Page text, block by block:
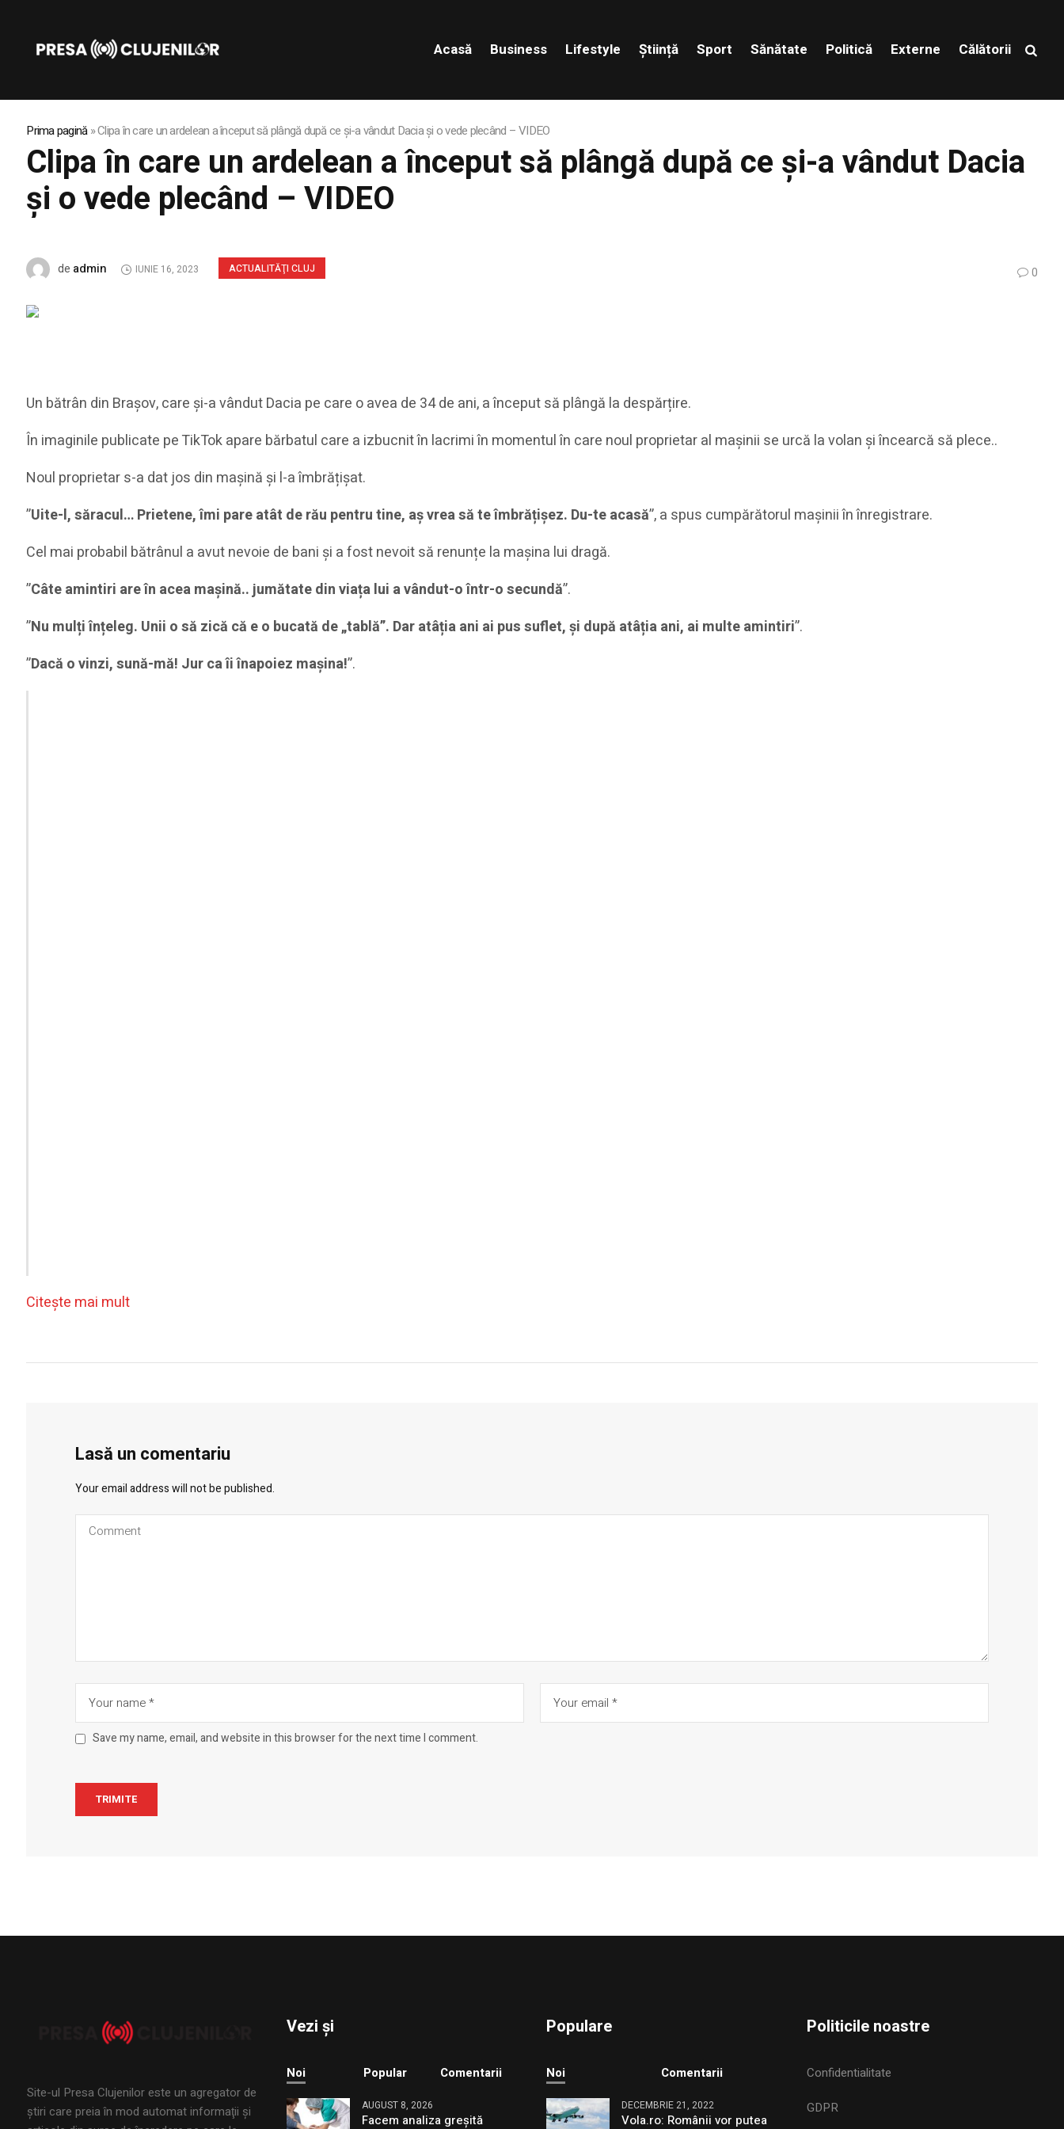
Acasă Business Lifestyle Știință Sport Sănătate Politică Externe Călătorii
Prima pagină»Clipa în care un ardelean a început să plângă după ce și-a vândut Dacia și o vede plecând – VIDEO
Clipa în care un ardelean a început să plângă după ce și-a vândut Dacia
și o vede plecând – VIDEO
ACTUALITĂŢI CLUJ 0
de admin IUNIE 16, 2023
Un bătrân din Brașov, care și-a vândut Dacia pe care o avea de 34 de ani, a început să plângă la despărțire.
În imaginile publicate pe TikTok apare bărbatul care a izbucnit în lacrimi în momentul în care noul proprietar al mașinii se urcă la volan și încearcă să plece..
Noul proprietar s-a dat jos din mașină și l-a îmbrățișat.
”Uite-l, săracul… Prietene, îmi pare atât de rău pentru tine, aș vrea să te îmbrățișez. Du-te acasă”, a spus cumpărătorul mașinii în înregistrare.
Cel mai probabil bătrânul a avut nevoie de bani și a fost nevoit să renunțe la mașina lui dragă.
”Câte amintiri are în acea mașină.. jumătate din viața lui a vândut-o într-o secundă”.
”Nu mulți înțeleg. Unii o să zică că e o bucată de „tablă”. Dar atâția ani ai pus suflet, și după atâția ani, ai multe amintiri”.
”Dacă o vinzi, sună-mă! Jur ca îi înapoiez mașina!”.
Citeşte mai mult
Lasă un comentariu
Your email address will not be published.
Save my name, email, and website in this browser for the next time I comment.
Site-ul Presa Clujenilor este un agregator de
ştiri care preia în mod automat informaţii şi
Vezi și
Noi Popular Comentarii
AUGUST 8, 2026
Facem analiza greșită
Populare
Noi Comentarii
DECEMBRIE 21, 2022
Vola.ro: Românii vor putea
Politicile noastre
Confidentialitate
GDPR